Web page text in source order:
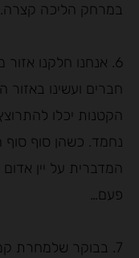
במרחק הליכה קצרה.
6. אנחנו חלקנו
חברים ועשינו
הקטנות יכלו
נחמד. כשהן סוף סוף
המדברית על יין אדום
פעם…
7. בבוקר שלמחרת